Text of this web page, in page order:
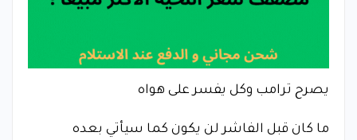
يصرح ترامب وكل يفسر على هواه
ما كان قبل الفاشر لن يكون كما سيأتي بعده